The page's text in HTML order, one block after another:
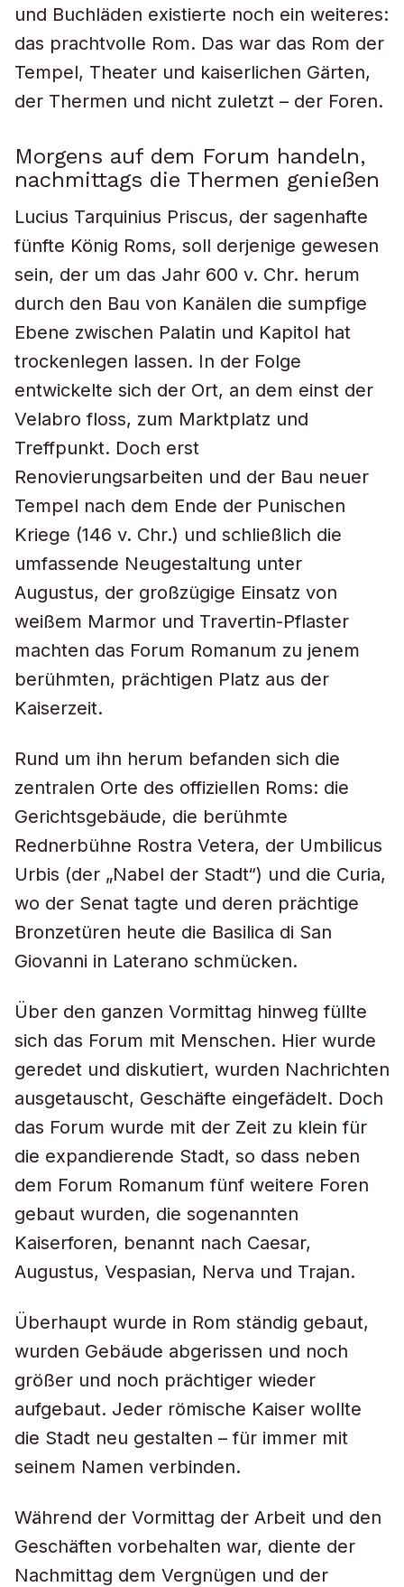
und Buchläden existierte noch ein weiteres:
das prachtvolle Rom. Das war das Rom der
Tempel, Theater und kaiserlichen Gärten,
der Thermen und nicht zuletzt – der Foren.
Morgens auf dem Forum handeln,
nachmittags die Thermen genießen
Lucius Tarquinius Priscus, der sagenhafte
fünfte König Roms, soll derjenige gewesen
sein, der um das Jahr 600 v. Chr. herum
durch den Bau von Kanälen die sumpfige
Ebene zwischen Palatin und Kapitol hat
trockenlegen lassen. In der Folge
entwickelte sich der Ort, an dem einst der
Velabro floss, zum Marktplatz und
Treffpunkt. Doch erst
Renovierungsarbeiten und der Bau neuer
Tempel nach dem Ende der Punischen
Kriege (146 v. Chr.) und schließlich die
umfassende Neugestaltung unter
Augustus, der großzügige Einsatz von
weißem Marmor und Travertin-Pflaster
machten das Forum Romanum zu jenem
berühmten, prächtigen Platz aus der
Kaiserzeit.
Rund um ihn herum befanden sich die
zentralen Orte des offiziellen Roms: die
Gerichtsgebäude, die berühmte
Rednerbühne Rostra Vetera, der Umbilicus
Urbis (der „Nabel der Stadt“) und die Curia,
wo der Senat tagte und deren prächtige
Bronzetüren heute die Basilica di San
Giovanni in Laterano schmücken.
Über den ganzen Vormittag hinweg füllte
sich das Forum mit Menschen. Hier wurde
geredet und diskutiert, wurden Nachrichten
ausgetauscht, Geschäfte eingefädelt. Doch
das Forum wurde mit der Zeit zu klein für
die expandierende Stadt, so dass neben
dem Forum Romanum fünf weitere Foren
gebaut wurden, die sogenannten
Kaiserforen, benannt nach Caesar,
Augustus, Vespasian, Nerva und Trajan.
Überhaupt wurde in Rom ständig gebaut,
wurden Gebäude abgerissen und noch
größer und noch prächtiger wieder
aufgebaut. Jeder römische Kaiser wollte
die Stadt neu gestalten – für immer mit
seinem Namen verbinden.
Während der Vormittag der Arbeit und den
Geschäften vorbehalten war, diente der
Nachmittag dem Vergnügen und der